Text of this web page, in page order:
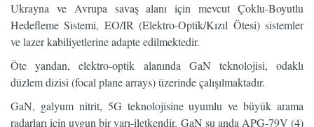
Ukrayna ve Avrupa savaş alanı için mevcut Çoklu-Boyutlu
Hedefleme Sistemi, EO/IR (Elektro-Optik/Kızıl Ötesi) sistemler
ve lazer kabiliyetlerine adapte edilmektedir.
Öte yandan, elektro-optik alanında GaN teknolojisi, odaklı
düzlem dizisi (focal plane arrays) üzerinde çalışılmaktadır.
GaN, galyum nitrit, 5G teknolojisine uyumlu ve büyük arama
radarları için uygun bir yarı-iletkendir. GaN şu anda APG-79V (4)